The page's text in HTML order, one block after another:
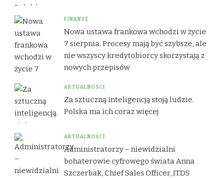
FINANSE
Nowa ustawa frankowa wchodzi w życie
7 sierpnia. Procesy mają być szybsze, ale
nie wszyscy kredytobiorcy skorzystają z
nowych przepisów
AKTUALNOŚCI
Za sztuczną inteligencją stoją ludzie.
Polska ma ich coraz więcej
AKTUALNOŚCI
Administratorzy – niewidzialni
bohaterowie cyfrowego świata Anna
Szczerbak, Chief Sales Officer, ITDS